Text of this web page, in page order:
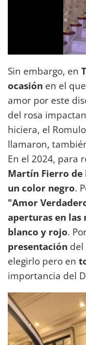
Sin embargo, en
ocasión en el que
amor por este
del rosa
hiciera, el
llamaron,
En el 2024, para
Martín Fierro de
un color negro.
"Amor
aperturas en las
blanco y rojo.
presentación del
elegirlo pero en
importancia del